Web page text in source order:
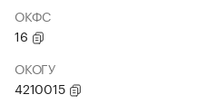
ОКФС
16
ОКОГУ
4210015